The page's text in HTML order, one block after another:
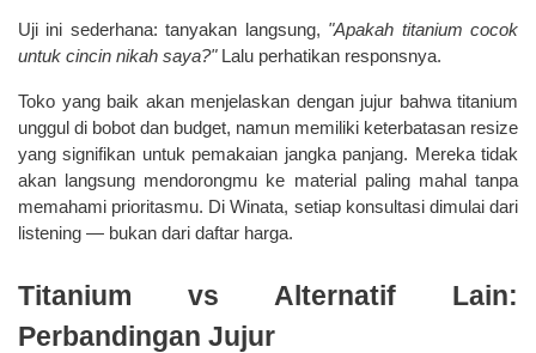
Uji ini sederhana: tanyakan langsung, "Apakah titanium cocok
untuk cincin nikah saya?" Lalu perhatikan responsnya.
Toko yang baik akan menjelaskan dengan jujur bahwa titanium
unggul di bobot dan budget, namun memiliki keterbatasan resize
yang signifikan untuk pemakaian jangka panjang. Mereka tidak
akan langsung mendorongmu ke material paling mahal tanpa
memahami prioritasmu. Di Winata, setiap konsultasi dimulai dari
listening — bukan dari daftar harga.
Titanium vs Alternatif Lain:
Perbandingan Jujur